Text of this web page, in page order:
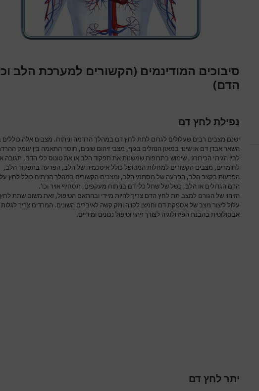
סיבוכים המודינמים (הקשורים למערכת הלב
הדם)
נפילת לחץ דם
ישנם מצבים רבים שעלולים לגרום לתת לחץ דם במהלך הרדמה וניתוח. מצבים אלה כוללים
השאר אבדן דם או שינוי במאזן הנוזלים בגוף, מצבי זיהום שונים, חוסר התאמה בין עומק
לבין הגירוי הכירורגי, שימוש בתרופות שמשנות את תפקוד הלב או את טונוס כלי הדם, תגובה
לחומרים, מצבים הקשורים למחלות המטופל כולל איסכמיה של הלב, הפרעה בתפקוד הלב,
הפרעות בקצב הלב, הפרעה של מסתמי הלב, ומצבים הקשורים במהלך הניתוח כולל לחץ על
הדם הגדולים או הלב, כשל של שתל כלי דם בניתוח מעקפים, תסחיף אויר וכו'.
הזיהוי של הגורם למצב תת לחץ הדם צריך להיות מיידי ובהתאם הטיפול, זאת משום שתת
עלול ליצור מצב של אספקת דם וחמצן לקויה ונזק קשה לאיברים השונים. המרדים צריך
אבסולוטית בהבנת הפיזיולוגיה לצורך זיהוי וטיפול נכונים ומידיים.
יתר לחץ דם